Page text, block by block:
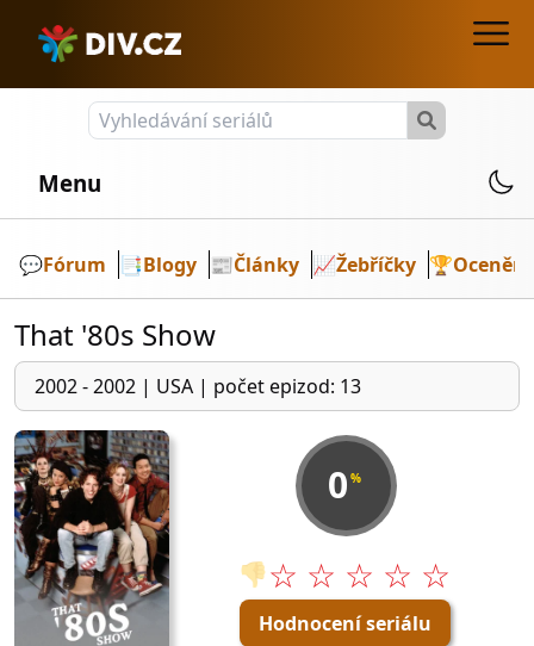
Menu
💬️Fórum 📑Blogy 📰Články 📈Žebříčky 🏆Ocenění
That '80s Show
2002 - 2002 | USA | počet epizod: 13
0 %
👎☆ ☆ ☆ ☆ ☆
Hodnocení seriálu